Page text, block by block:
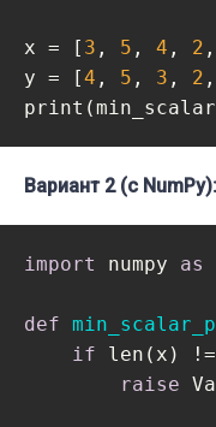
x = [ 3 , 5 , 4 , 2 ,
y = [4 , 5 , 3 , 2 ,
Вариант 2 (с NumPy):
import numpy as
def
if len(x)
raise